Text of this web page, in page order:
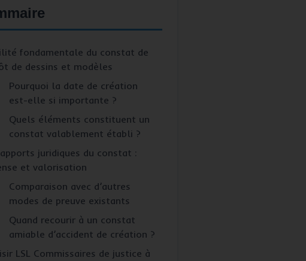
fondamentale du constat de
de dessins et modèles
Pourquoi la date de création
est-elle si importante ?
Quels éléments constituent un
constat valablement établi ?
juridiques du constat :
et valorisation
Comparaison avec d’autres
modes de preuve existants
Quand recourir à un constat
amiable d’accident de création ?
LSL Commissaires de justice à